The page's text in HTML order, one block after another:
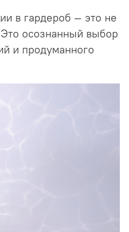
в гардероб — это не
осознанный выбор
и продуманного